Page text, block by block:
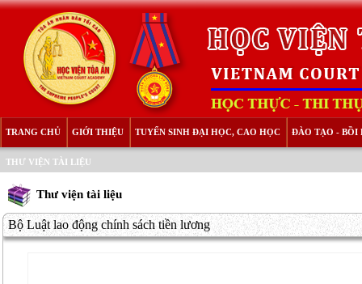
TRANG CHỦ GIỚI THIỆU TUYỂN SINH ĐẠI HỌC, CAO HỌC ĐÀO TẠO - BỒI
THƯ VIỆN TÀI LIỆU
Thư viện tài liệu
Bộ Luật lao động chính sách tiền lương